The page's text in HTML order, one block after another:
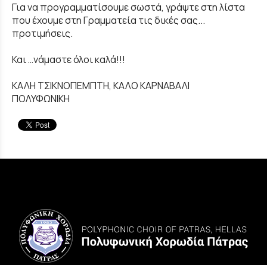
Για να προγραμματίσουμε σωστά, γράψτε στη λίστα
που έχουμε στη Γραμματεία τις δικές σας...
προτιμήσεις.
Και …νάμαστε όλοι καλά!!!
ΚΑΛΗ ΤΣΙΚΝΟΠΕΜΠΤΗ, ΚΑΛΟ ΚΑΡΝΑΒΑΛΙ
ΠΟΛΥΦΩΝΙΚΗ